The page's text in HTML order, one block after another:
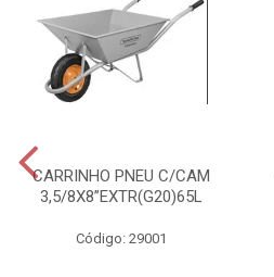
CARRINHO PNEU C/CAM
3,5/8X8”EXTR(G20)65L
Código: 29001